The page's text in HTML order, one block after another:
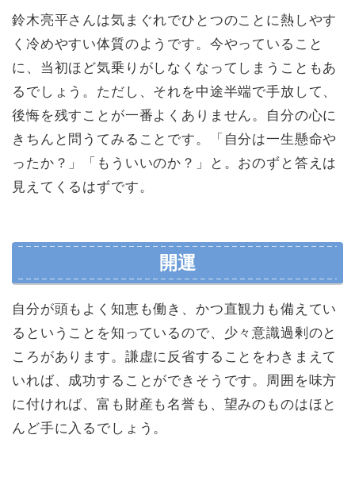
鈴木亮平さんは気まぐれでひとつのことに熱しやす
く冷めやすい体質のようです。今やっていること
に、当初ほど気乗りがしなくなってしまうこともあ
るでしょう。ただし、それを中途半端で手放して、
後悔を残すことが一番よくありません。自分の心に
きちんと問うてみることです。「自分は一生懸命や
ったか？」「もういいのか？」と。おのずと答えは
見えてくるはずです。
開運
自分が頭もよく知恵も働き、かつ直観力も備えてい
るということを知っているので、少々意識過剰のと
ころがあります。謙虚に反省することをわきまえて
いれば、成功することができそうです。周囲を味方
に付ければ、富も財産も名誉も、望みのものはほと
んど手に入るでしょう。